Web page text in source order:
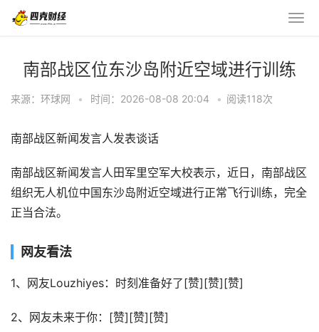
南部战区位东沙岛附近空域进行训练
来源：环球网 • 时间：2026-08-08 20:04 • 阅读118次
南部战区新闻发言人发表谈话
南部战区新闻发言人田军里空军大校表示，近日，南部战区
组织无人机位中国东沙岛附近空域进行正常飞行训练，完全
正当合法。
网友看法
1、网友Louzhiyes：时刻准备好了[赞][赞][赞]
2、网友未来于你：[赞][赞][赞]